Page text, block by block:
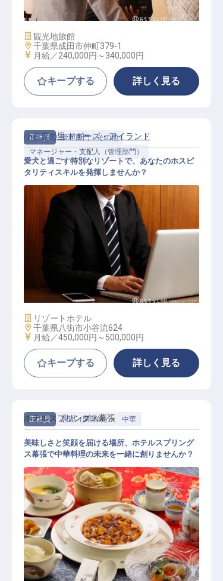
施設業態
観光地旅館
勤務地
千葉県成田市仲町379-1
給与
月給／240,000円～ 340,000円
キープする 詳しく見る
正社員
管理部門・その他
マネージャー・支配人（管理部門）
人事総務支配人
小谷流の里 ドギーズ・アイランド
愛犬と過ごす特別なリゾートで、あなたのホスピ
タリティスキルを発揮しませんか？
施設業態
リゾートホテル
勤務地
千葉県八街市小谷流624
給与
月給／450,000円～ 500,000円
キープする 詳しく見る
正社員 調理（調理師） 中華
中華調理
ホテルスプリングス幕張
美味しさと笑顔を届ける場所、ホテルスプリング
ス幕張で中華料理の未来を一緒に創りませんか？